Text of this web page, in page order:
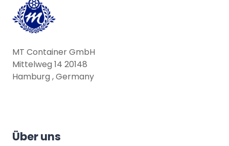
MT Container GmbH
Mittelweg 14 20148
Hamburg , Germany
Über uns